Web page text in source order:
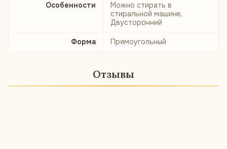
Особенности
Можно стирать в
стиральной машине,
Двусторонний
Форма Прямоугольный
Отзывы